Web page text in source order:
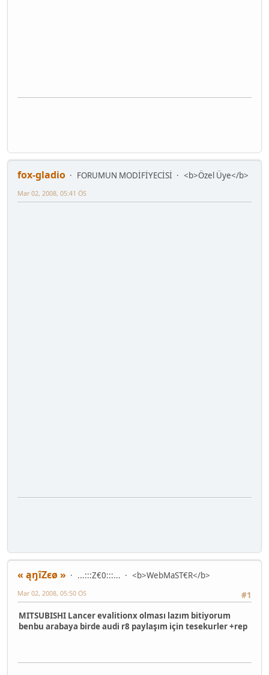
fox-gladio FORUMUN MODİFİYECİSİ <b>Özel Üye</b>
Mar 02, 2008, 05:41 ÖS
« ąŋîZєø » ...:::Z€0:::...
<b>WebMaST€R</b>
#1
Mar 02, 2008, 05:50 ÖS
MITSUBISHI Lancer evalitionx olması lazım bitiyorum
benbu arabaya birde audi r8 paylaşım için tesekurler +rep